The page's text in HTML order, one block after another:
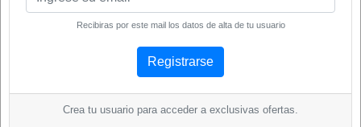
Recibiras por este mail los datos de alta de tu usuario
Registrarse
Crea tu usuario para acceder a exclusivas ofertas.